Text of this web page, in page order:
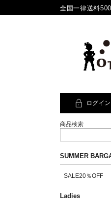
全国一律送料
ログイ
商品検索
SUMMER
SALE20％OFF
Ladies